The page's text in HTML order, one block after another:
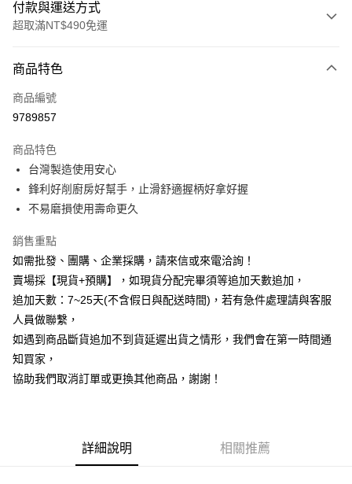
付款與運送方式
超取滿NT$490免運
信用卡一次付款
信用卡分期付款
合作金庫商業銀行
華南商業銀行
上海商業儲蓄銀行
台北富邦商業銀行
國泰世華商業銀行
匯豐（台灣）商業銀行
聯邦商業銀行
遠東國際商業銀行
元大商業銀行
永豐商業銀行
台新國際商業銀行
中國信託商業銀行
台灣樂天信用卡公司
6 期 0 利率 每期
華南商業銀行
彰化商業銀行
上海商業儲蓄銀行
臺灣中小企業銀行
匯豐（台灣）商業銀行
華泰商業銀行
聯邦商業銀行
遠東國際商業銀行
元大商業銀行
永豐商業銀行
玉山商業銀行
台灣樂天信用卡公司
12 期 0 利率 每期
合作金庫商業銀行
上海商業儲蓄銀行
國泰世華商業銀行
兆豐國際商業銀行
臺灣中小企業銀行
台中商業銀行
匯豐（台灣）商業銀行
華泰商業銀行
聯邦商業銀行
遠東國際商業銀行
元大商業銀行
玉山商業銀行
星展（台灣）商業銀行
台新國際商業銀行
超商取貨付款
LINE Pay
Apple Pay
街口支付
悠遊付
全盈+PAY
AFTEE先享後付
１．簡單：不需註冊會員、不需綁卡、不需儲值。
商品特色
商品編號
9789857
商品特色
台灣製造使用安心
鋒利好削廚房好幫手，止滑舒適握柄好拿好握
不易磨損使用壽命更久
銷售重點
如需批發、團購、企業採購，請來信或來電洽詢！
賣場採【現貨+預購】，如現貨分配完畢須等追加天數追加，
追加天數：7~25天(不含假日與配送時間)，若有急件處理請與客服
人員做聯繫，
如遇到商品斷貨追加不到貨延遲出貨之情形，我們會在第一時間通
知買家，
協助我們取消訂單或更換其他商品，謝謝！
詳細說明 相關推薦